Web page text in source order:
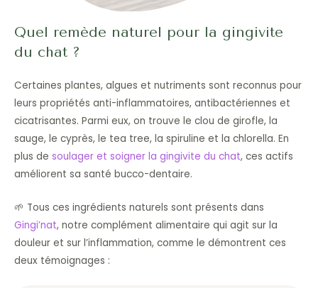
Quel remède naturel pour la gingivite
du chat ?
Certaines plantes, algues et nutriments sont reconnus pour
leurs propriétés anti-inflammatoires, antibactériennes et
cicatrisantes. Parmi eux, on trouve le clou de girofle, la
sauge, le cyprès, le tea tree, la spiruline et la chlorella. En
plus de soulager et soigner la gingivite du chat, ces actifs
améliorent sa santé bucco-dentaire.
🌱 Tous ces ingrédients naturels sont présents dans
Gingi’nat, notre complément alimentaire qui agit sur la
douleur et sur l’inflammation, comme le démontrent ces
deux témoignages :